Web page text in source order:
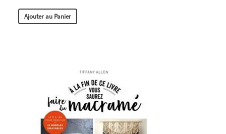
Ajouter au Panier